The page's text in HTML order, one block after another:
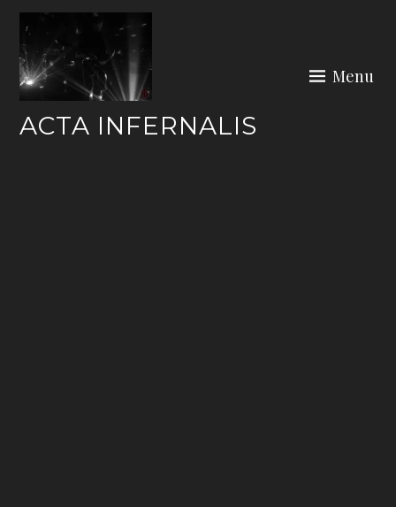
Skip
content
ACTA INFERNALIS
Menu